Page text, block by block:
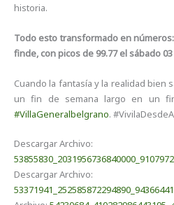
historia.
Todo esto transformado en
finde, con picos de 99.77 el sábado
Cuando la fantasía y la realidad bien
un fin de semana largo en un
#VillaGeneralbelgrano.
Descargar Archivo:
Descargar Archivo: